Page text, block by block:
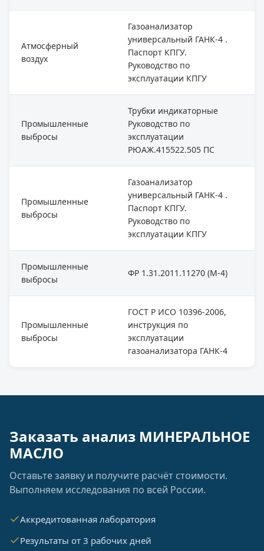
Атмосферный
воздух
Газоанализатор
универсальный ГАНК-4 .
Паспорт КПГУ.
Руководство по
эксплуатации КПГУ
Промышленные
выбросы
Трубки индикаторные
Руководство по
эксплуатации
РЮАЖ.415522.505 ПС
Промышленные
выбросы
Газоанализатор
универсальный ГАНК-4 .
Паспорт КПГУ.
Руководство по
эксплуатации КПГУ
Промышленные
выбросы
ФР 1.31.2011.11270 (М-4)
Промышленные
выбросы
ГОСТ Р ИСО 10396-2006,
инструкция по
эксплуатации
газоанализатора ГАНК-4
Заказать анализ МИНЕРАЛЬНОЕ
МАСЛО
Оставьте заявку и получите расчёт стоимости.
Выполняем исследования по всей России.
Аккредитованная лаборатория
Результаты от 3 рабочих дней